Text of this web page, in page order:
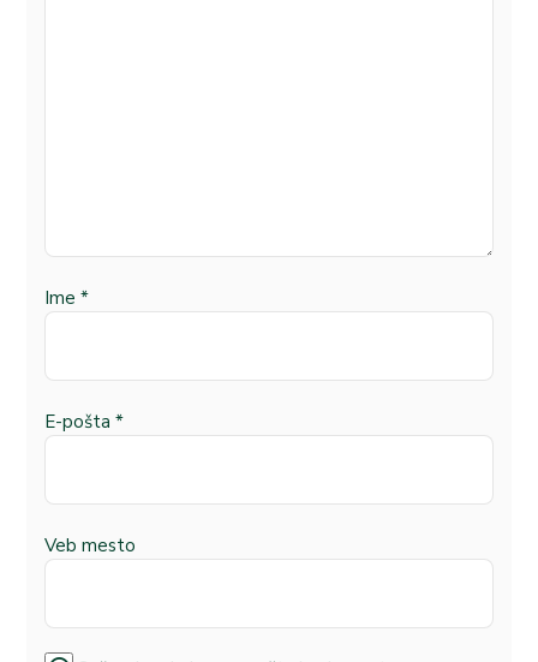
Ime *
E-pošta *
Veb mesto